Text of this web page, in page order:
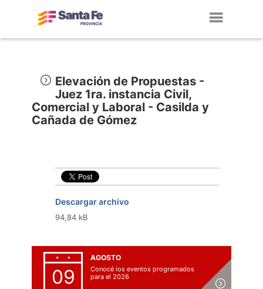
Elevación de Propuestas -
Juez 1ra. instancia Civil,
Comercial y Laboral - Casilda y
Cañada de Gómez
Descargar archivo
94,84 kB
09
AGOSTO
Conocé los eventos programados
para el 2026